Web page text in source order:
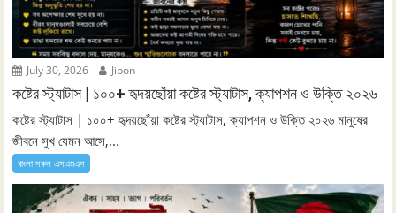
July 30, 2026 Jibon
কষ্টের স্ট্যাটাস | ১০০+ হৃদয়ছোঁয়া কষ্টের স্ট্যাটাস, ক্যাপশন ও উক্তি ২০২৬
কষ্টের স্ট্যাটাস | ১০০+ হৃদয়ছোঁয়া কষ্টের স্ট্যাটাস, ক্যাপশন ও উক্তি ২০২৬ মানুষের
জীবনে সুখ যেমন আসে,...
বাংলা সকল এসএমএস